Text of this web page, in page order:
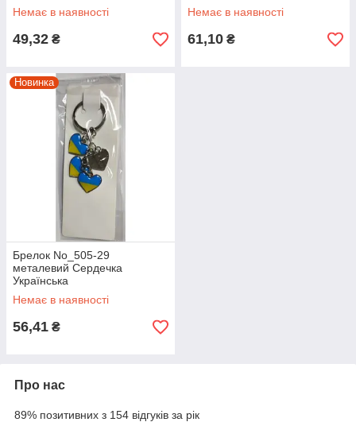
Немає в наявності
49,32 ₴
Немає в наявності
61,10 ₴
Новинка
Брелок No_505-29
металевий Сердечка
Українська
Немає в наявності
56,41 ₴
Про нас
89% позитивних з 154 відгуків за рік